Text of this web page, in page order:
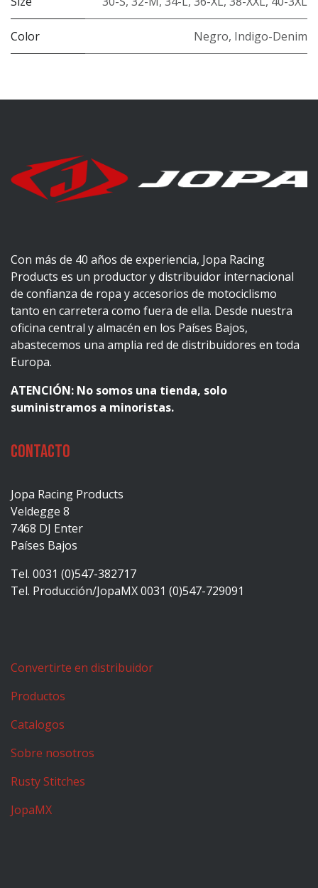
Color Negro, Indigo-Denim
Con más de 40 años de experiencia, Jopa Racing
Products es un productor y distribuidor internacional
de confianza de ropa y accesorios de motociclismo
tanto en carretera como fuera de ella. Desde nuestra
oficina central y almacén en los Países Bajos,
abastecemos una amplia red de distribuidores en toda
Europa.
ATENCIÓN: No somos una tienda, solo
suministramos a minoristas.
Contacto
Jopa Racing Products
Veldegge 8
7468 DJ Enter
Países Bajos
Tel. 0031 (0)547-382717
Tel. Producción/JopaMX 0031 (0)547-729091
Convertirte en distribuidor
Productos
Catalogos
Sobre nosotros
Rusty Stitches
JopaMX